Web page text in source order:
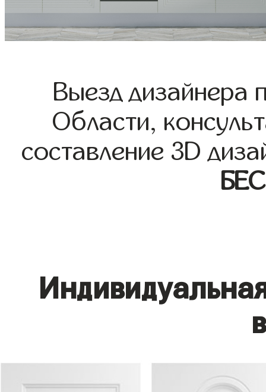
Выезд дизайнера
Области,
составление 3D